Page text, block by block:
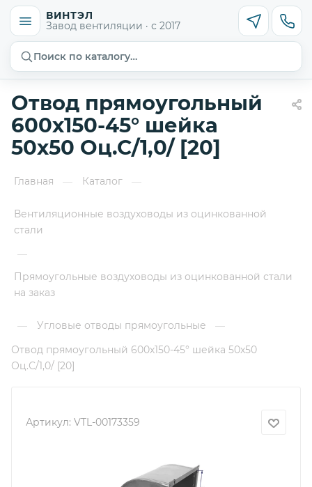
ВИНТЭЛ
Завод вентиляции · с 2017
Поиск по каталогу…
Отвод прямоугольный
600х150-45° шейка
50х50 Оц.С/1,0/ [20]
Главная — Каталог —
Вентиляционные воздуховоды из оцинкованной
стали
—
Прямоугольные воздуховоды из оцинкованной стали
на заказ
— Угловые отводы прямоугольные
—
Отвод прямоугольный 600х150-45° шейка 50х50
Оц.С/1,0/ [20]
Артикул: VTL-00173359